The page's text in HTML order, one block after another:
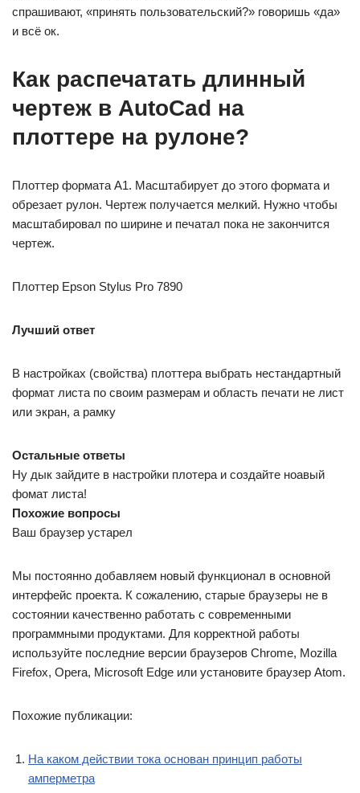
спрашивают, «принять пользовательский?» говоришь «да»
и всё ок.
Как распечатать длинный
чертеж в AutoCad на
плоттере на рулоне?
Плоттер формата A1. Масштабирует до этого формата и
обрезает рулон. Чертеж получается мелкий. Нужно чтобы
масштабировал по ширине и печатал пока не закончится
чертеж.
Плоттер Epson Stylus Pro 7890
Лучший ответ
В настройках (свойства) плоттера выбрать нестандартный
формат листа по своим размерам и область печати не лист
или экран, а рамку
Остальные ответы
Ну дык зайдите в настройки плотера и создайте ноавый
фомат листа!
Похожие вопросы
Ваш браузер устарел
Мы постоянно добавляем новый функционал в основной
интерфейс проекта. К сожалению, старые браузеры не в
состоянии качественно работать с современными
программными продуктами. Для корректной работы
используйте последние версии браузеров Chrome, Mozilla
Firefox, Opera, Microsoft Edge или установите браузер Atom.
Похожие публикации:
На каком действии тока основан принцип работы
амперметра